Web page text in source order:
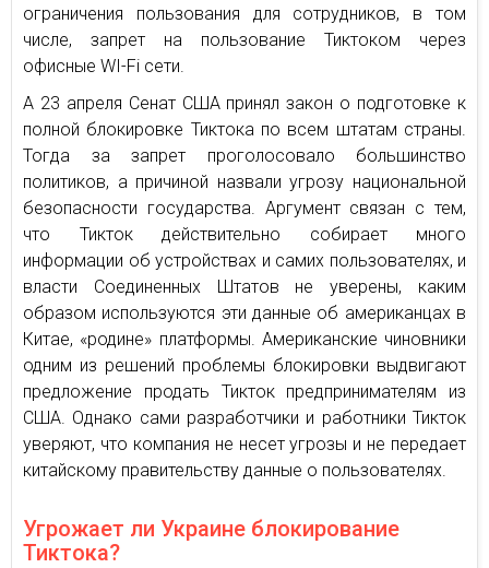
ограничения пользования для сотрудников, в том
числе, запрет на пользование Тиктоком через
офисные WI-Fi сети.
А 23 апреля Сенат США принял закон о подготовке к
полной блокировке Тиктока по всем штатам страны.
Тогда за запрет проголосовало большинство
политиков, а причиной назвали угрозу национальной
безопасности государства. Аргумент связан с тем,
что Тикток действительно собирает много
информации об устройствах и самих пользователях, и
власти Соединенных Штатов не уверены, каким
образом используются эти данные об американцах в
Китае, «родине» платформы. Американские чиновники
одним из решений проблемы блокировки выдвигают
предложение продать Тикток предпринимателям из
США. Однако сами разработчики и работники Тикток
уверяют, что компания не несет угрозы и не передает
китайскому правительству данные о пользователях.
Угрожает ли Украине блокирование
Тиктока?